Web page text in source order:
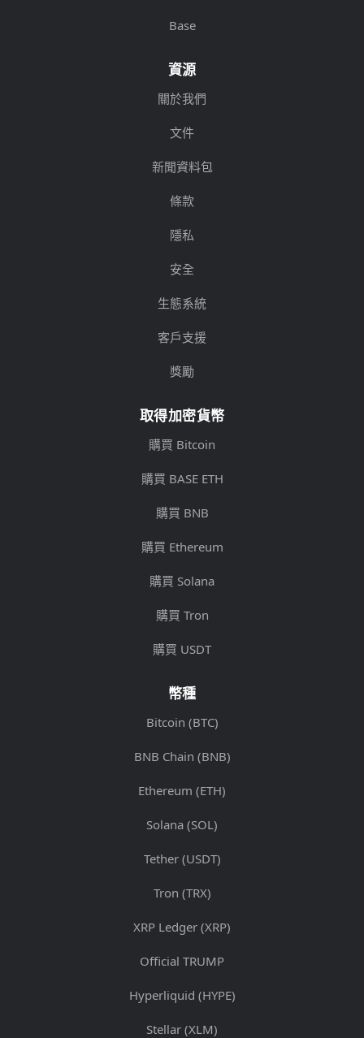
Base
資源
關於我們
文件
新聞資料包
條款
隱私
安全
生態系統
客戶支援
獎勵
取得加密貨幣
購買 Bitcoin
購買 BASE ETH
購買 BNB
購買 Ethereum
購買 Solana
購買 Tron
購買 USDT
幣種
Bitcoin (BTC)
BNB Chain (BNB)
Ethereum (ETH)
Solana (SOL)
Tether (USDT)
Tron (TRX)
XRP Ledger (XRP)
Official TRUMP
Hyperliquid (HYPE)
Stellar (XLM)